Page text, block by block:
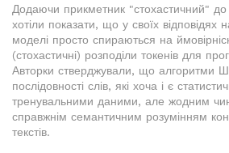
Додаючи прикметник "стохастичний"
хотіли показати, що у своїх відповідях
моделі просто спираються на
(стохастичні) розподіли токенів для
Авторки стверджували, що алгоритми
послідовності слів, які хоча і є
тренувальними даними, але жодним
справжнім семантичним розумінням
текстів.